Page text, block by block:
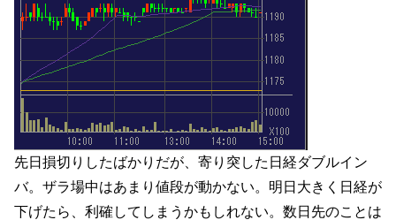
先日損切りしたばかりだが、寄り突した日経ダブルイン
バ。ザラ場中はあまり値段が動かない。明日大きく日経が
下げたら、利確してしまうかもしれない。数日先のことは